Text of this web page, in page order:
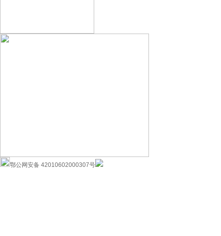
鄂公网安备 42010602000307号